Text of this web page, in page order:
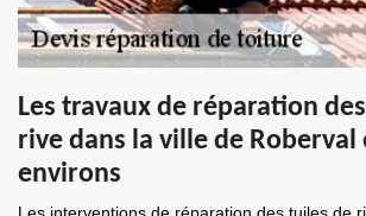
Les travaux de réparation
rive dans la ville de Roberval
environs